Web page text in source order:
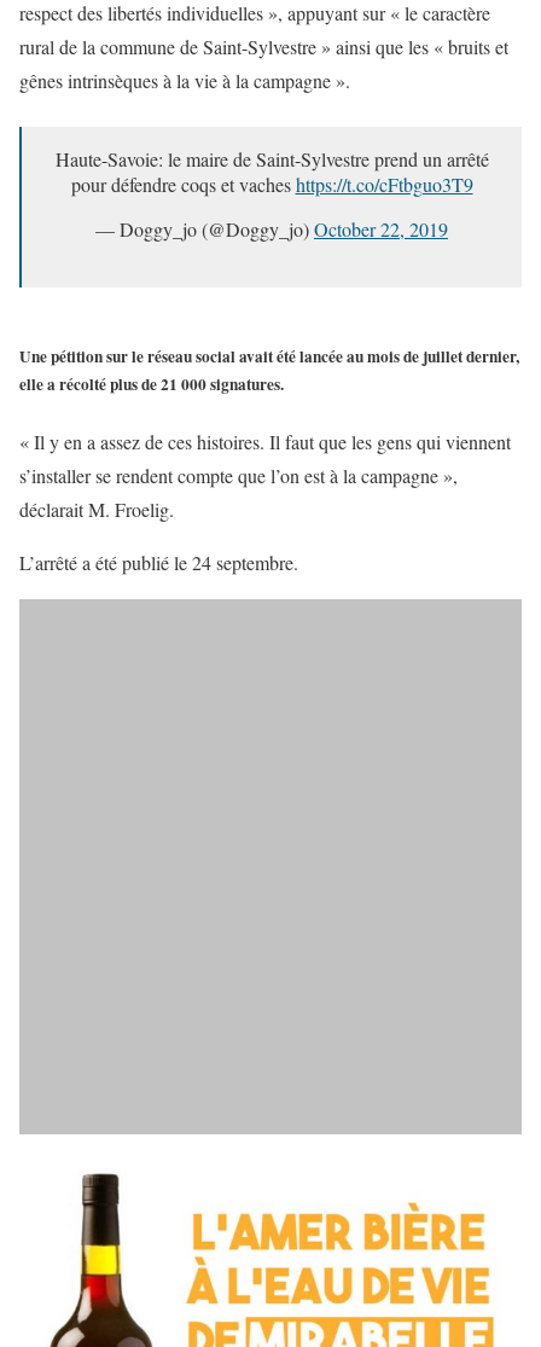
respect des libertés individuelles », appuyant sur « le caractère
rural de la commune de Saint-Sylvestre » ainsi que les « bruits et
gênes intrinsèques à la vie à la campagne ».
Haute-Savoie: le maire de Saint-Sylvestre prend un arrêté
pour défendre coqs et vacheshttps://t.co/cFtbguo3T9
— Doggy_jo (@Doggy_jo)October 22, 2019
Une pétition sur le réseau social avait été lancée au mois de juillet dernier,
elle a récolté plus de 21 000 signatures.
« Il y en a assez de ces histoires. Il faut que les gens qui viennent
s’installer se rendent compte que l’on est à la campagne »,
déclarait M. Froelig.
L’arrêté a été publié le 24 septembre.